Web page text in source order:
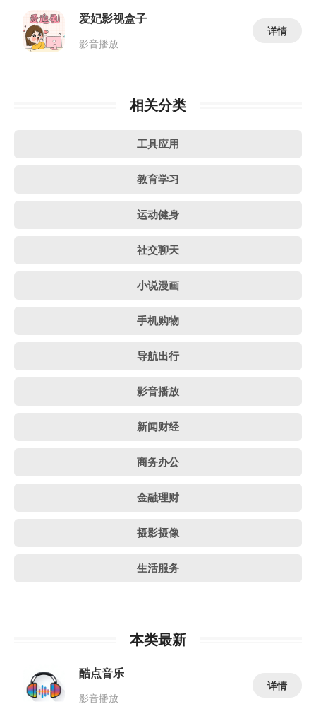
爱妃影视盒子
影音播放
详情
相关分类
工具应用
教育学习
运动健身
社交聊天
小说漫画
手机购物
导航出行
影音播放
新闻财经
商务办公
金融理财
摄影摄像
生活服务
本类最新
酷点音乐
影音播放
详情